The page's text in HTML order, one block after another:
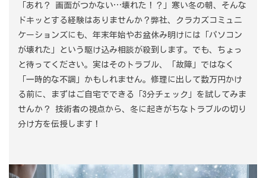
「あれ？ 画面がつかない…壊れた！？」寒い冬の朝、そんな
ドキッとする経験はありませんか？弊社、クラカズコミュニ
ケーションズにも、年末年始やお盆休み明けには「パソコン
が壊れた」という駆け込み相談が殺到します。でも、ちょっ
と待ってください。実はそのトラブル、「故障」ではなく
「一時的な不調」かもしれません。修理に出して数万円かけ
る前に、まずはご自宅でできる「3分チェック」を試してみま
せんか？ 技術者の視点から、冬に起きがちなトラブルの切り
分け方を伝授します！